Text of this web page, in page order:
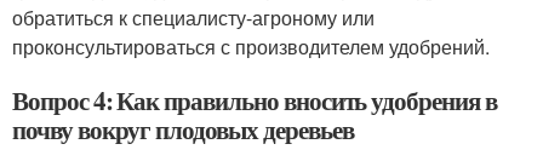
обратиться к специалисту-агроному или
проконсультироваться с производителем удобрений.
Вопрос 4: Как правильно вносить удобрения в
почву вокруг плодовых деревьев